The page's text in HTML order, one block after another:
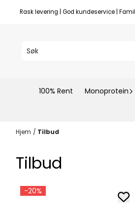
Hopp til innhold
Rask levering | God kundeservice |
100% Rent Monoprotein
Hjem / Tilbud
Tilbud
-20%